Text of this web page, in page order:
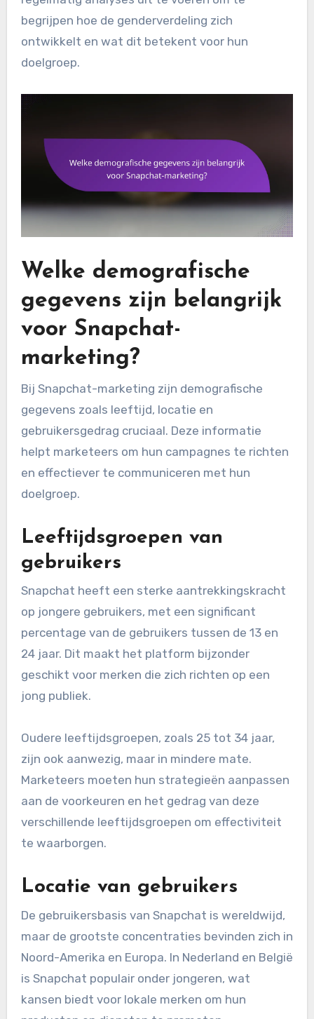
begrijpen hoe de genderverdeling zich
ontwikkelt en wat dit betekent voor hun
doelgroep.
Welke demografische
gegevens zijn belangrijk
voor Snapchat-
marketing?
Bij Snapchat-marketing zijn demografische
gegevens zoals leeftijd, locatie en
gebruikersgedrag cruciaal. Deze informatie
helpt marketeers om hun campagnes te richten
en effectiever te communiceren met hun
doelgroep.
Leeftijdsgroepen van
gebruikers
Snapchat heeft een sterke aantrekkingskracht
op jongere gebruikers, met een significant
percentage van de gebruikers tussen de 13 en
24 jaar. Dit maakt het platform bijzonder
geschikt voor merken die zich richten op een
jong publiek.
Oudere leeftijdsgroepen, zoals 25 tot 34 jaar,
zijn ook aanwezig, maar in mindere mate.
Marketeers moeten hun strategieën aanpassen
aan de voorkeuren en het gedrag van deze
verschillende leeftijdsgroepen om effectiviteit
te waarborgen.
Locatie van gebruikers
De gebruikersbasis van Snapchat is wereldwijd,
maar de grootste concentraties bevinden zich in
Noord-Amerika en Europa. In Nederland en België
is Snapchat populair onder jongeren, wat
kansen biedt voor lokale merken om hun